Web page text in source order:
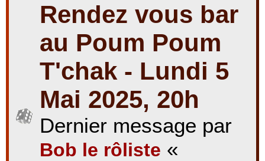
Rendez vous bar
au Poum Poum
T'chak - Lundi 5
Mai 2025, 20h
Dernier message par
Bob le rôliste «